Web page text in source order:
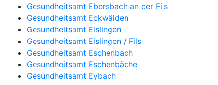
Gesundheitsamt Ebersbach an der Fils
Gesundheitsamt Eckwälden
Gesundheitsamt Eislingen
Gesundheitsamt Eislingen / Fils
Gesundheitsamt Eschenbach
Gesundheitsamt Eschenbäche
Gesundheitsamt Eybach